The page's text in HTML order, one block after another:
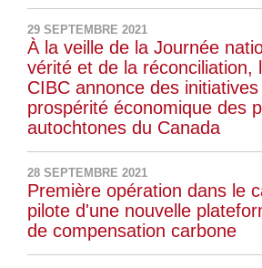
29 SEPTEMBRE 2021
À la veille de la Journée
vérité et de la réconciliation,
CIBC annonce des
prospérité économique des
autochtones du Canada
28 SEPTEMBRE 2021
Première opération dans le
pilote d'une nouvelle
de compensation carbone